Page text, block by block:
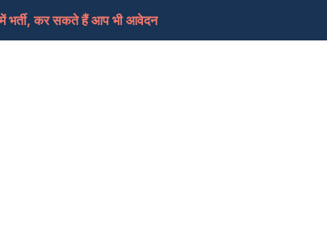
भर्ती, कर सकते हैं आप भी आवेदन
सकता हैं आर्थिक लाभ, जाने क्या कहत...